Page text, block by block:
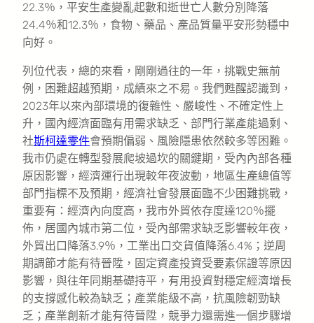
22.3％，平安生產變亂起數和逝世亡人數分別降落
24.4％和12.3％，食物、藥品、產品質量平安形勢穩中
向好。
列位代表，總的來看，剛剛過往的一年，挑戰史無前
例，困難超越預期，成績來之不易。我們甦醒認識到，
2023年以來內部環境的復雜性、嚴峻性、不確定性上
升，國內經濟面臨有用需求缺乏、部門行業產能過剩、
社斯柯達零件會預期偏弱、風險隱患依然較多等困難。
我市仍處在轉型發展爬坡過坎的關鍵期，受內內部各種
原因影響，經濟運行出現較年夜波動，地區生產總值等
部門指標不及預期，經濟社會發展面臨不少困難挑戰，
重要有：經濟內向度高，我市外貿依存度達120％擺
佈，居國內城市第二位，受內部需求缺乏影響較年夜，
外貿出口降落3.9％，工業出口交貨值降落6.4%；逆周
期調節才能有待晉陞，固定資產投資受要素保證等原因
影響，與往年同期基礎持平，有用投資對穩定經濟增長
的支撐感化較為缺乏；產業能級不高，抗風險韌勁缺
乏；產業創新才能有待晉陞，競爭力還需進一個步驟增